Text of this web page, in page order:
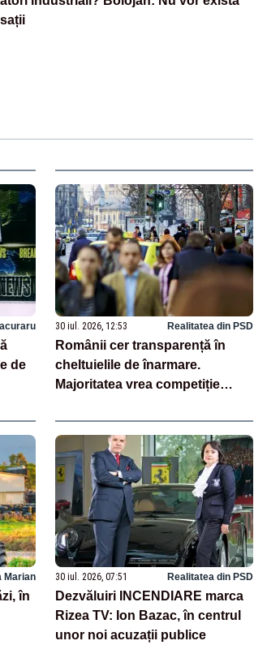
de
30 iul. 2026, 12:53 Realitatea din PSD
Românii cer transparență în
cheltuielile de înarmare.
Majoritatea vrea competiție
SONDAJ
Marian
în
30 iul. 2026, 07:51 Realitatea din PSD
Dezvăluiri INCENDIARE marca
Rizea TV: Ion Bazac, în centrul
unor noi acuzații publice